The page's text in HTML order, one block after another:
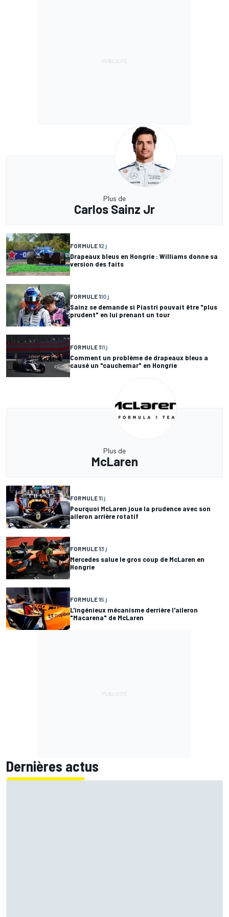
Plus de
Carlos Sainz Jr
FORMULE 12 j
Drapeaux bleus en Hongrie : Williams donne sa
version des faits
FORMULE 110 j
Sainz se demande si Piastri pouvait être "plus
prudent" en lui prenant un tour
FORMULE 111 j
Comment un problème de drapeaux bleus a
causé un "cauchemar" en Hongrie
Plus de
McLaren
FORMULE 11 j
Pourquoi McLaren joue la prudence avec son
aileron arrière rotatif
FORMULE 13 j
Mercedes salue le gros coup de McLaren en
Hongrie
FORMULE 15 j
L'ingénieux mécanisme derrière l'aileron
"Macarena" de McLaren
Dernières actus